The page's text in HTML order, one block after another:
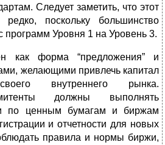
Следует заметить, что этот
редко, поскольку большинство
программ Уровня 1 на Уровень 3.
как форма “предложения” и
желающими привлечь капитал
внутреннего рынка.
должны выполнять
по ценным бумагам и биржам
и отчетности для новых
правила и нормы биржи,